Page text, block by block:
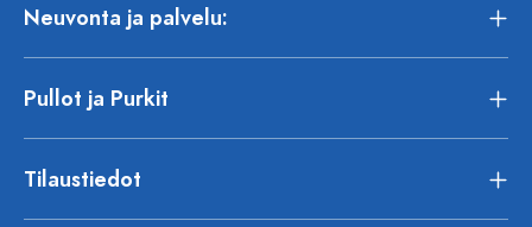
Neuvonta ja palvelu:
Pullot ja Purkit
Tilaustiedot